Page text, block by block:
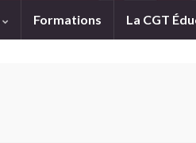
Formations La CGT